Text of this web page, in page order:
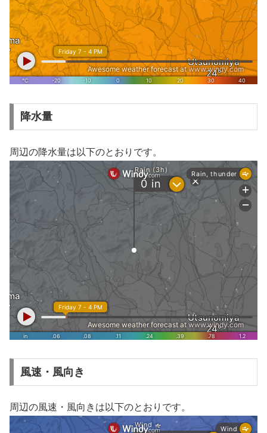
降水量
周辺の降水量は以下のとおりです。
風速・風向き
周辺の風速・風向きは以下のとおりです。